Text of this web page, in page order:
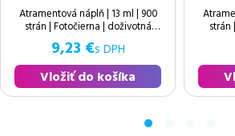
Atramentová náplň | 13 ml | 900
strán | Fotočierna | doživotná
záruka
9,23 €s DPH
Vložiť do košíka
strán